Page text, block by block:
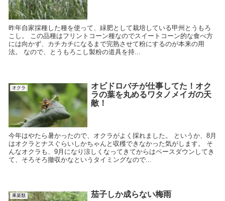
昨年自家採種した種を使って、緑肥として栽培している甲州とうもろ
こし。 この品種はフリントコーン種なのでスイートコーン的な食べ方
には向かず、カチカチになるまで完熟させて粉にするのが本来の用
法。 なので、とうもろこし製粉の道具を持...
オクラ
オビドロバチが仕事してた！オク
ラの葉を丸めるワタノメイガの天
敵！
今年はやたら暑かったので、オクラがよく採れました。 というか、8月
はオクラとナスぐらいしかちゃんと収穫できなかった気がします。 そ
んなオクラも、9月になり涼しくなってきてからはペースダウンしてき
て、そろそろ撤収かなというタイミングなので...
果菜類 茄子しか成らない梅雨